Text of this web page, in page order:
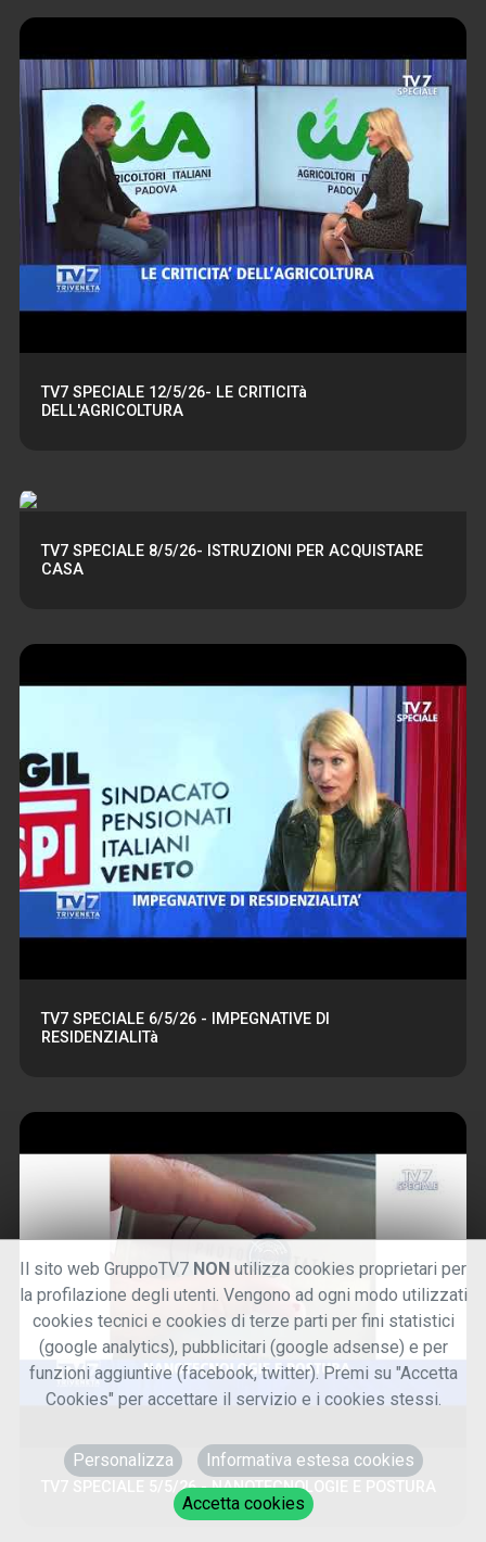
TV7 SPECIALE 12/5/26- LE CRITICITà
DELL'AGRICOLTURA
TV7 SPECIALE 8/5/26- ISTRUZIONI PER ACQUISTARE
CASA
TV7 SPECIALE 6/5/26 - IMPEGNATIVE DI
RESIDENZIALITà
TV7 SPECIALE 5/5/26 - NANOTECNOLOGIE E POSTURA
Il sito web GruppoTV7 NON utilizza cookies proprietari per
la profilazione degli utenti. Vengono ad ogni modo utilizzati
cookies tecnici e cookies di terze parti per fini statistici
(google analytics), pubblicitari (google adsense) e per
funzioni aggiuntive (facebook, twitter). Premi su "Accetta
Cookies" per accettare il servizio e i cookies stessi.
Personalizza Informativa estesa cookies
Accetta cookies